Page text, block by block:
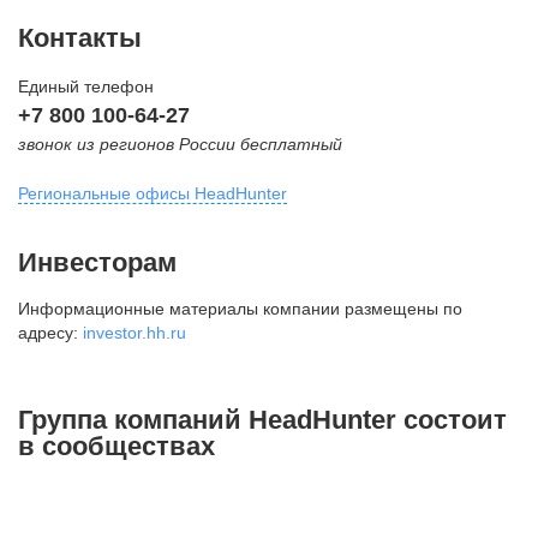
Контакты
Единый телефон
+7 800 100-64-27
звонок из регионов России бесплатный
Региональные офисы HeadHunter
внутригородская территория
Муниципальный округ Тверской,
2-я Брестская ул., д. 48,
+7 495 980-64-27
Инвесторам
Информационные материалы компании размещены по
адресу: investor.hh.ru
Группа компаний HeadHunter состоит
в сообществах